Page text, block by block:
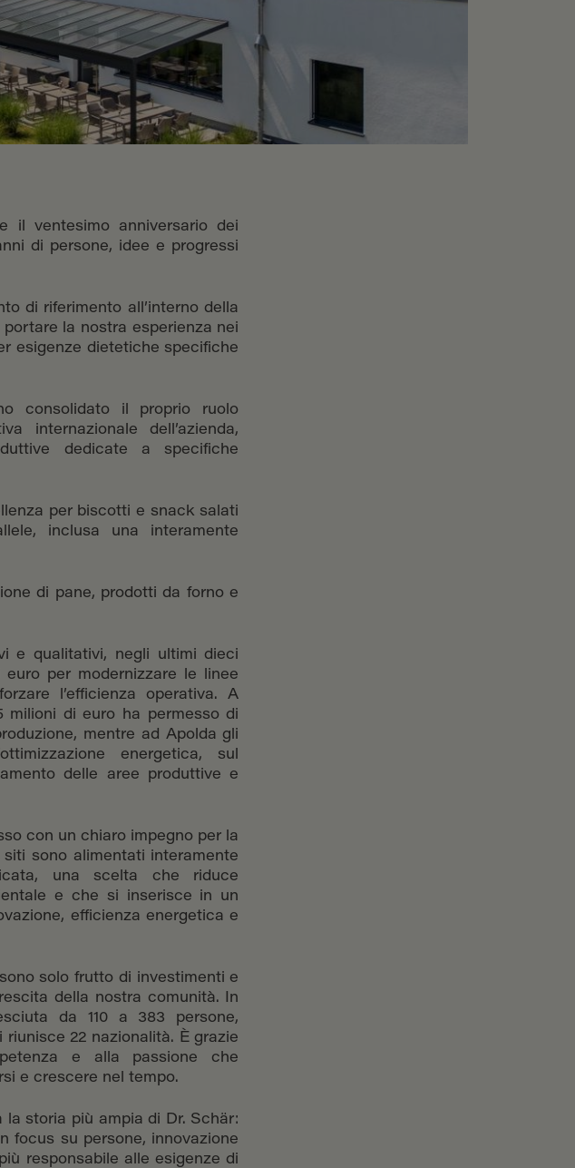
il ventesimo anniversario dei
di persone, idee e progressi
di riferimento all’interno della
la nostra esperienza nei
esigenze dietetiche specifiche
consolidato il proprio ruolo
internazionale dell’azienda,
dedicate a specifiche
per biscotti e snack salati
inclusa una interamente
di pane, prodotti da forno e
e qualitativi, negli ultimi dieci
per modernizzare le linee
l’efficienza operativa. A
milioni di euro ha permesso di
mentre ad Apolda gli
energetica, sul
delle aree produttive e
con un chiaro impegno per la
sono alimentati interamente
una scelta che riduce
e che si inserisce in un
efficienza energetica e
solo frutto di investimenti e
della nostra comunità. In
da 110 a 383 persone,
22 nazionalità. È grazie
e alla passione che
e crescere nel tempo.
storia più ampia di Dr. Schär:
focus su persone, innovazione
responsabile alle esigenze di